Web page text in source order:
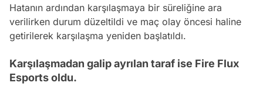
Hatanın ardından karşılaşmaya bir süreliğine ara
verilirken durum düzeltildi ve maç olay öncesi haline
getirilerek karşılaşma yeniden başlatıldı.
Karşılaşmadan galip ayrılan taraf ise Fire Flux
Esports oldu.